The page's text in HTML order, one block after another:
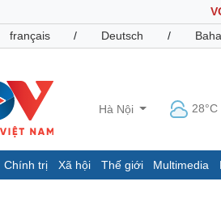
français / Deutsch /
Hà Nội 28°C
Chính trị Xã hội Thế giới Multimedia